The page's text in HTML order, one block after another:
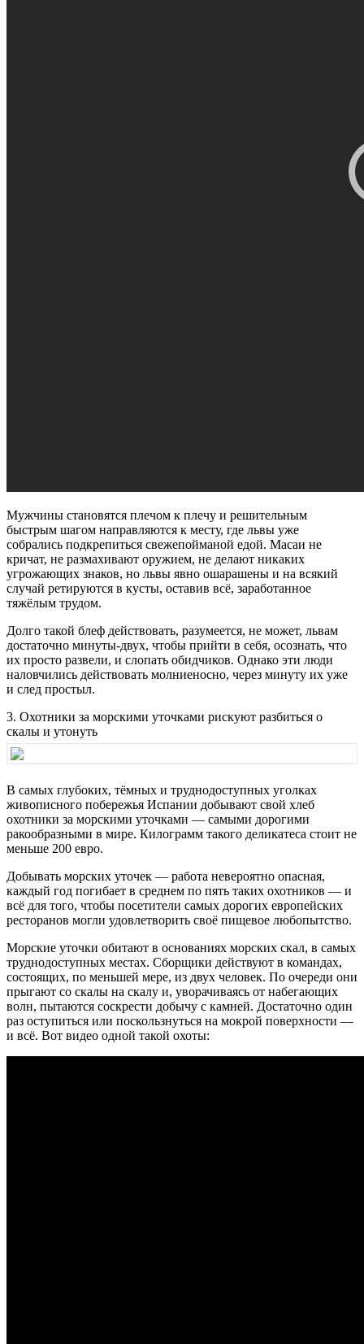
Мужчины становятся плечом к плечу и решительным
быстрым шагом направляются к месту, где львы уже
собрались подкрепиться свежепойманой едой. Масаи не
кричат, не размахивают оружием, не делают никаких
угрожающих знаков, но львы явно ошарашены и на всякий
случай ретируются в кусты, оставив всё, заработанное
тяжёлым трудом.
Долго такой блеф действовать, разумеется, не может, львам
достаточно минуты-двух, чтобы прийти в себя, осознать, что
их просто развели, и слопать обидчиков. Однако эти люди
наловчились действовать молниеносно, через минуту их уже
и след простыл.
3. Охотники за морскими уточками рискуют разбиться о
скалы и утонуть
В самых глубоких, тёмных и труднодоступных уголках
живописного побережья Испании добывают свой хлеб
охотники за морскими уточками — самыми дорогими
ракообразными в мире. Килограмм такого деликатеса стоит не
меньше 200 евро.
Добывать морских уточек — работа невероятно опасная,
каждый год погибает в среднем по пять таких охотников — и
всё для того, чтобы посетители самых дорогих европейских
ресторанов могли удовлетворить своё пищевое любопытство.
Морские уточки обитают в основаниях морских скал, в самых
труднодоступных местах. Сборщики действуют в командах,
состоящих, по меньшей мере, из двух человек. По очереди они
прыгают со скалы на скалу и, уворачиваясь от набегающих
волн, пытаются соскрести добычу с камней. Достаточно один
раз оступиться или поскользнуться на мокрой поверхности —
и всё. Вот видео одной такой охоты: